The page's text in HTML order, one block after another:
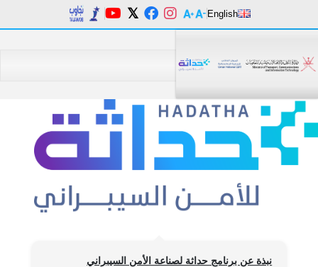
English
نبذة عن برنامج حداثة لصناعة الأمن السيبراني